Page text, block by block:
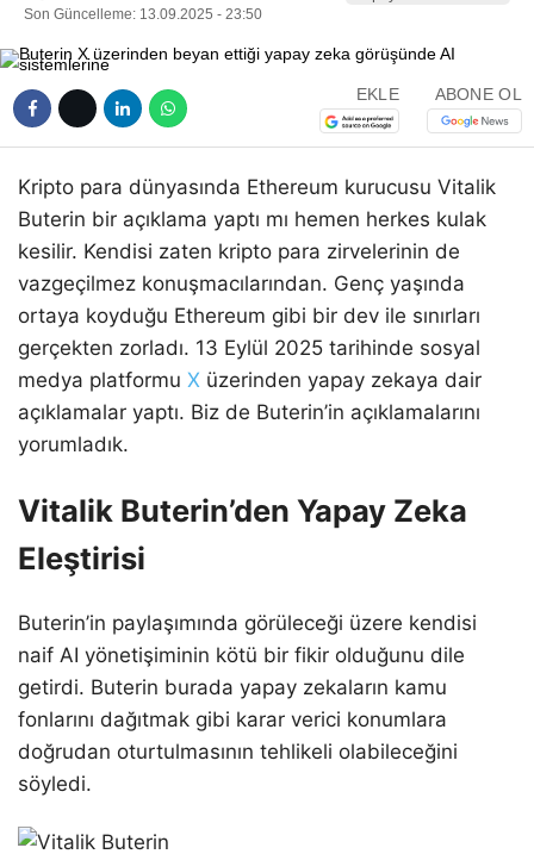
Son Güncelleme: 13.09.2025 - 23:50
EKLE ABONE OL
Kripto para dünyasında Ethereum kurucusu Vitalik
Buterin bir açıklama yaptı mı hemen herkes kulak
kesilir. Kendisi zaten kripto para zirvelerinin de
vazgeçilmez konuşmacılarından. Genç yaşında
ortaya koyduğu Ethereum gibi bir dev ile sınırları
gerçekten zorladı. 13 Eylül 2025 tarihinde sosyal
medya platformu X üzerinden yapay zekaya dair
açıklamalar yaptı. Biz de Buterin’in açıklamalarını
yorumladık.
Vitalik Buterin’den Yapay Zeka
Eleştirisi
Buterin’in paylaşımında görüleceği üzere kendisi
naif AI yönetişiminin kötü bir fikir olduğunu dile
getirdi. Buterin burada yapay zekaların kamu
fonlarını dağıtmak gibi karar verici konumlara
doğrudan oturtulmasının tehlikeli olabileceğini
söyledi.